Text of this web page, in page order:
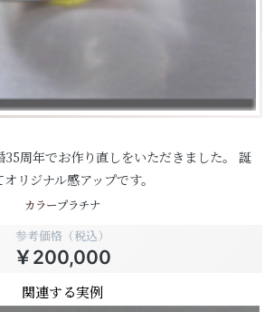
周年でお作り直しをいただきました。 誕
リジナル感アップです。
カラープラチナ
参考価格（税込）
￥200,000
関連する実例